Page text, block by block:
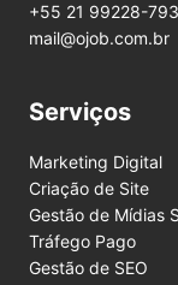
+55 21 99228-
mail@ojob.com.br
Serviços
Marketing Digital
Criação de Site
Gestão de Mídias
Tráfego Pago
Gestão de SEO